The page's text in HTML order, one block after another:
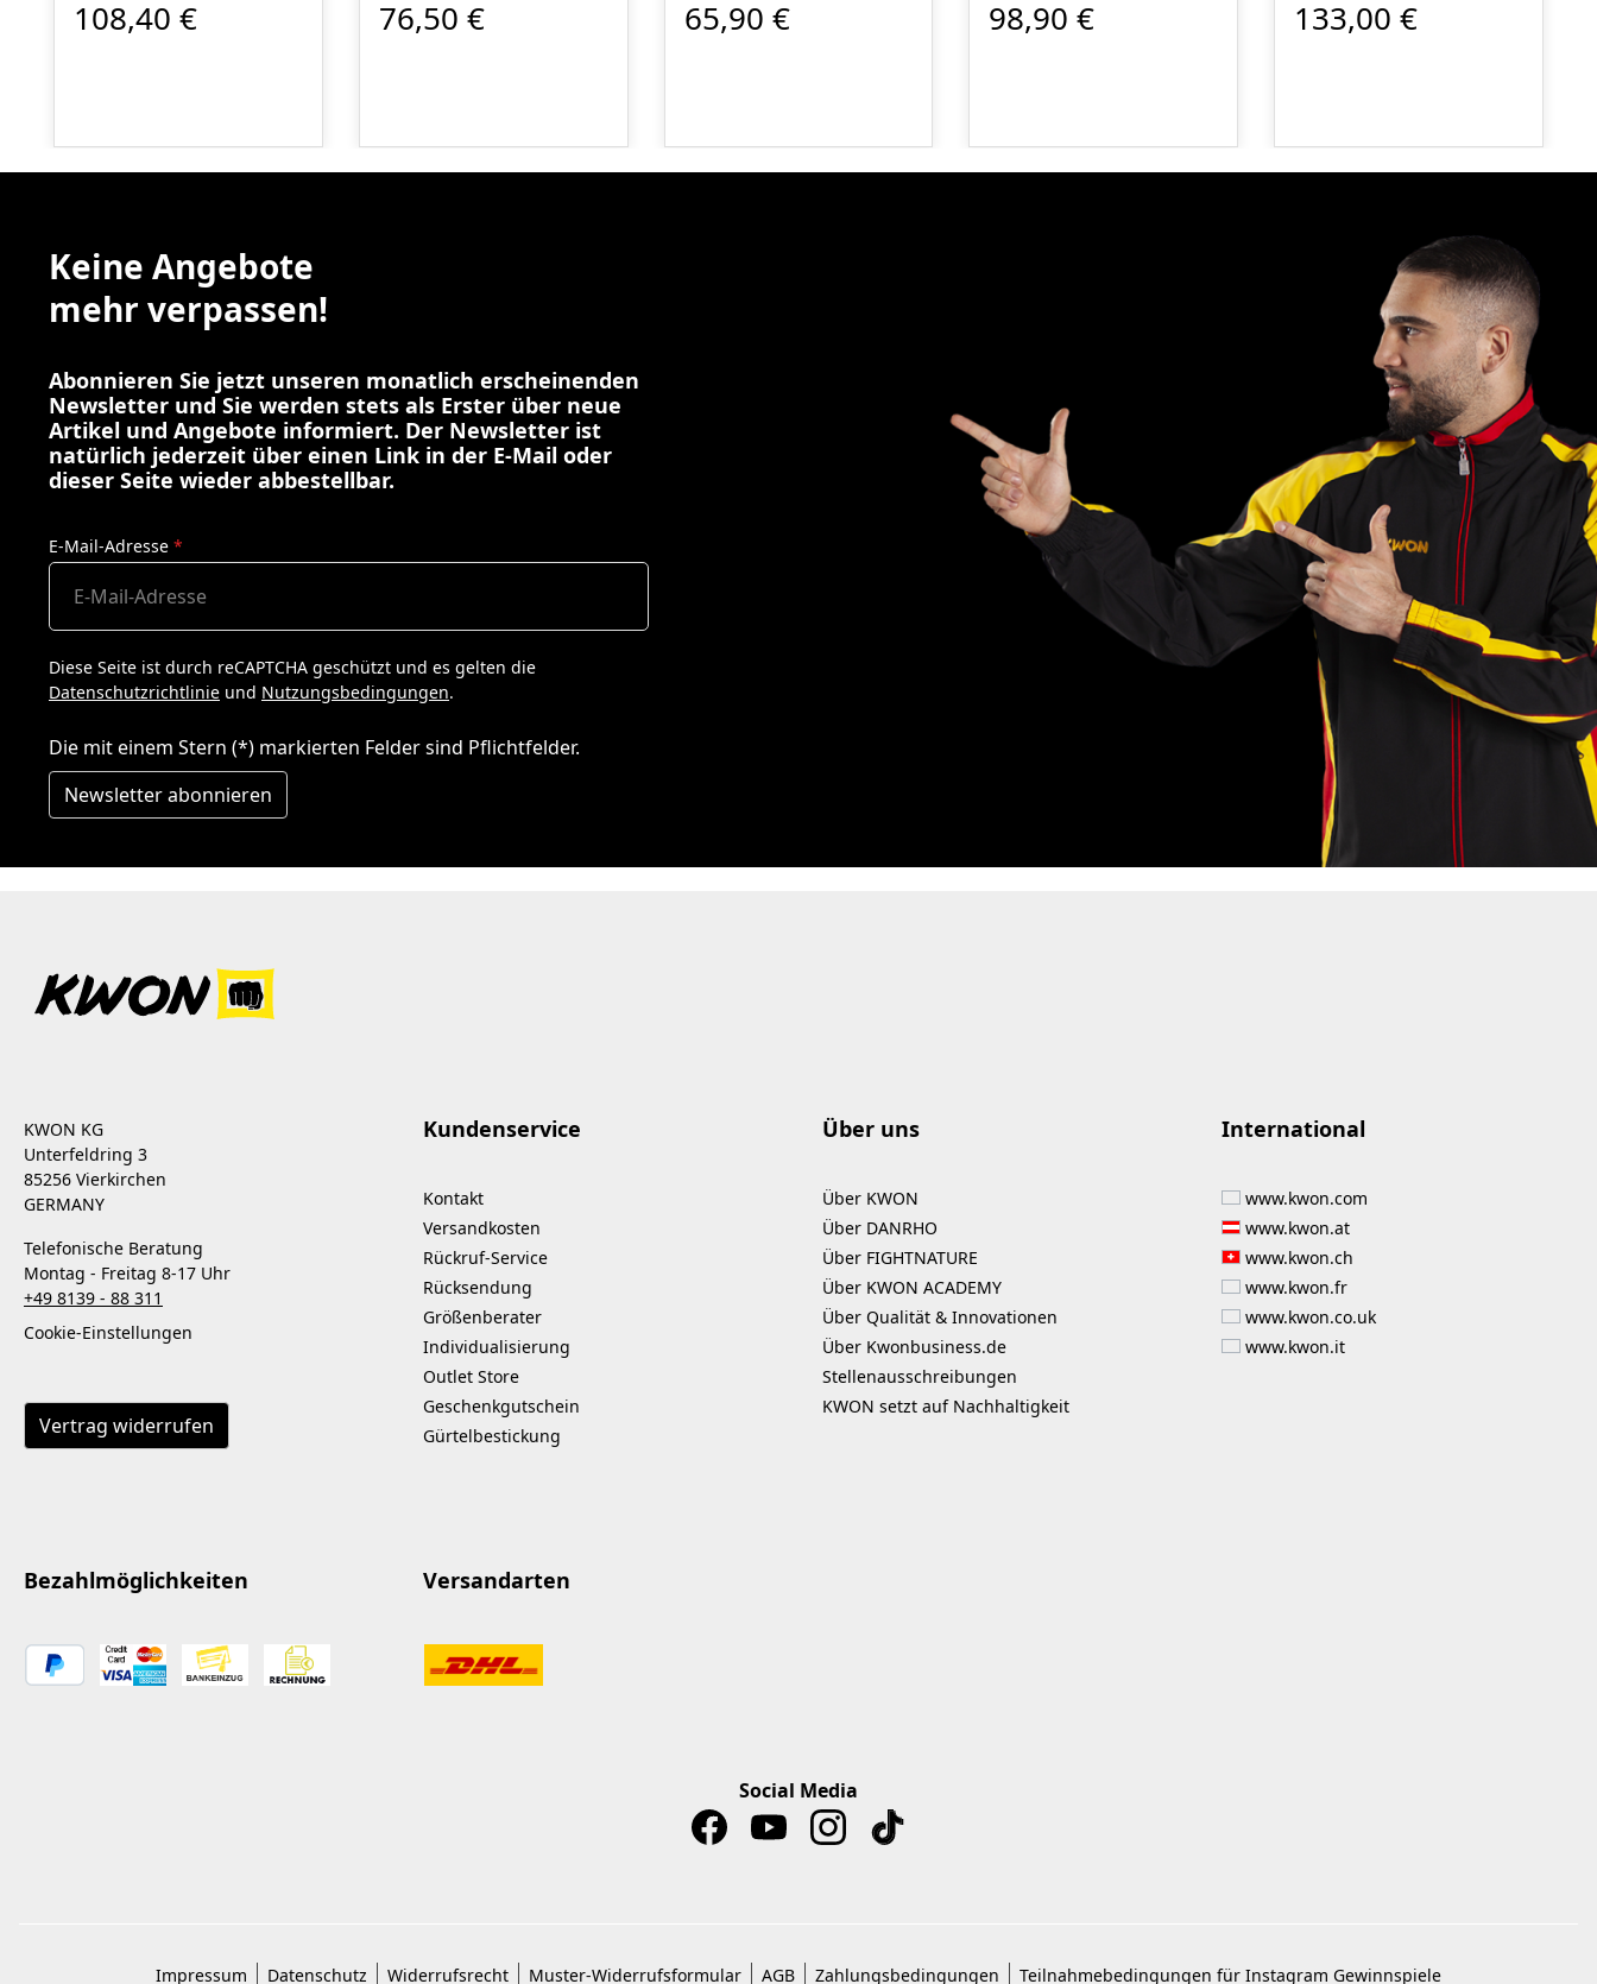
108,40 € 76,50 € 65,90 € 98,90 € 133,00 €
Keine Angebote
mehr verpassen!
Abonnieren Sie jetzt unseren monatlich erscheinenden
Newsletter und Sie werden stets als Erster über neue
Artikel und Angebote informiert. Der Newsletter ist
natürlich jederzeit über einen Link in der E-Mail oder
dieser Seite wieder abbestellbar.
E-Mail-Adresse *
Diese Seite ist durch reCAPTCHA geschützt und es gelten die
Datenschutzrichtlinie und Nutzungsbedingungen.
Die mit einem Stern (*) markierten Felder sind Pflichtfelder.
Newsletter abonnieren
KWON KG
Unterfeldring 3
85256 Vierkirchen
GERMANY
Telefonische Beratung
Montag - Freitag 8-17 Uhr
+49 8139 - 88 311
Cookie-Einstellungen
Vertrag widerrufen
Kundenservice
Kontakt
Versandkosten
Rückruf-Service
Rücksendung
Größenberater
Individualisierung
Outlet Store
Geschenkgutschein
Gürtelbestickung
Über uns
Über KWON
Über DANRHO
Über FIGHTNATURE
Über KWON ACADEMY
Über Qualität & Innovationen
Über Kwonbusiness.de
Stellenausschreibungen
KWON setzt auf Nachhaltigkeit
International
www.kwon.com
www.kwon.at
www.kwon.ch
www.kwon.fr
www.kwon.co.uk
www.kwon.it
Bezahlmöglichkeiten Versandarten
Social Media
Impressum Datenschutz Widerrufsrecht Muster-Widerrufsformular AGB Zahlungsbedingungen Teilnahmebedingungen für Instagram Gewinnspiele